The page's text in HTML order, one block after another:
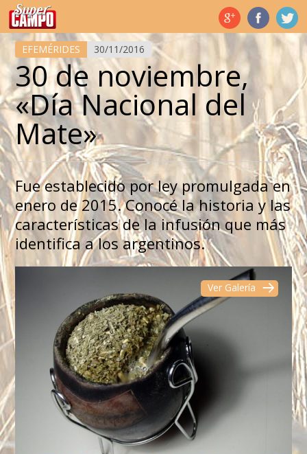
Temas de hoy
EFEMÉRIDES 30/11/2016
30 de noviembre,
«Día Nacional del
Mate»
Fue establecido por ley promulgada en
enero de 2015. Conocé la historia y las
características de la infusión que más
identifica a los argentinos.
Ver Galería